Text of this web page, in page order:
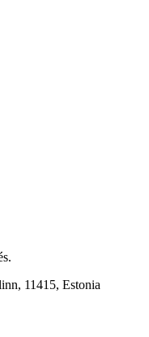
11415, Estonia